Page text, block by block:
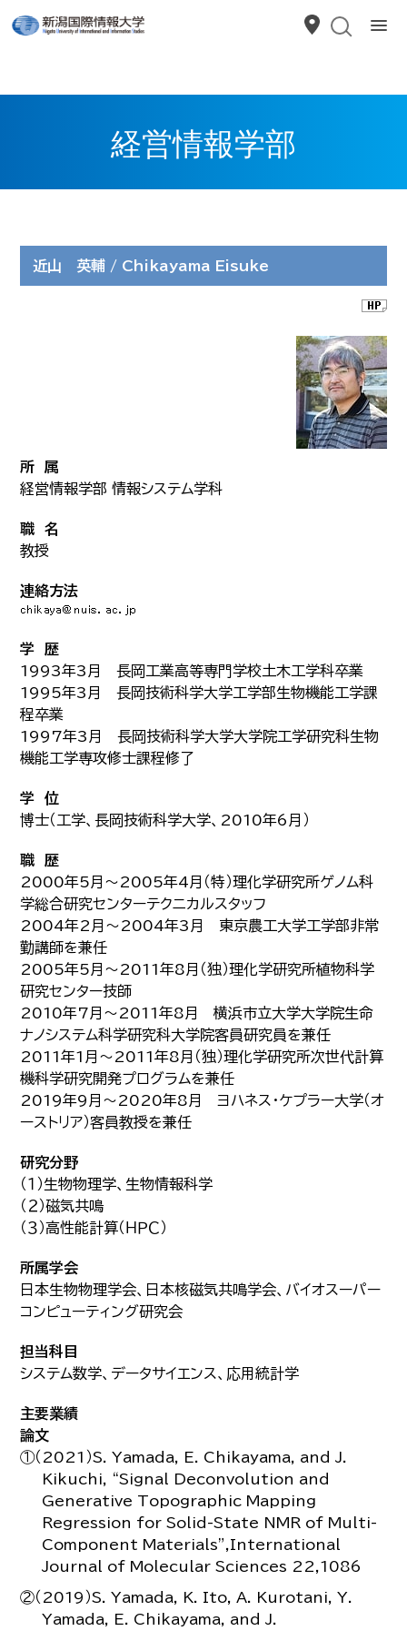
経営情報学部
近山 英輔 / Chikayama Eisuke
所 属
経営情報学部 情報システム学科
職 名
教授
連絡方法
学 歴
1993年3月 長岡工業高等専門学校土木工学科卒業
1995年3月 長岡技術科学大学工学部生物機能工学課
程卒業
1997年3月 長岡技術科学大学大学院工学研究科生物
機能工学専攻修士課程修了
学 位
博士（工学、長岡技術科学大学、2010年6月）
職 歴
2000年5月～2005年4月（特）理化学研究所ゲノム科
学総合研究センターテクニカルスタッフ
2004年2月～2004年3月 東京農工大学工学部非常
勤講師を兼任
2005年5月～2011年8月（独）理化学研究所植物科学
研究センター技師
2010年7月～2011年8月 横浜市立大学大学院生命
ナノシステム科学研究科大学院客員研究員を兼任
2011年1月～2011年8月（独）理化学研究所次世代計算
機科学研究開発プログラムを兼任
2019年9月～2020年8月 ヨハネス・ケプラー大学（オ
ーストリア）客員教授を兼任
研究分野
（１）生物物理学、生物情報科学
（２）磁気共鳴
（３）高性能計算（ＨＰＣ）
所属学会
日本生物物理学会、日本核磁気共鳴学会、バイオスーパー
コンピューティング研究会
担当科目
システム数学、データサイエンス、応用統計学
主要業績
論文
①（2021）S. Yamada, E. Chikayama, and J.
Kikuchi, “Signal Deconvolution and
Generative Topographic Mapping
Regression for Solid-State NMR of Multi-
Component Materials”,International
Journal of Molecular Sciences 22,1086
②（2019）S. Yamada, K. Ito, A. Kurotani, Y.
Yamada, E. Chikayama, and J.